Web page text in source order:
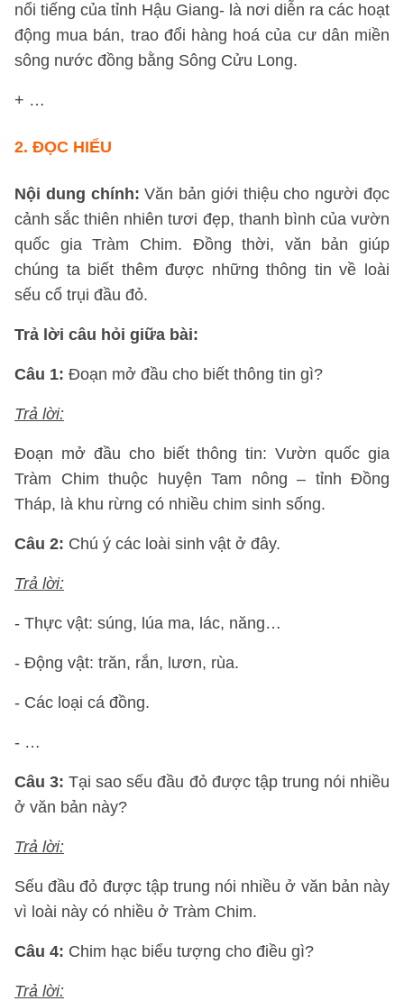
nổi tiếng của tỉnh Hậu Giang- là nơi diễn ra các hoạt
động mua bán, trao đổi hàng hoá của cư dân miền
sông nước đồng bằng Sông Cửu Long.
+ …
2. ĐỌC HIỂU
Nội dung chính:Văn bản giới thiệu cho người đọc
cảnh sắc thiên nhiên tươi đẹp, thanh bình của vườn
quốc gia Tràm Chim. Đồng thời, văn bản giúp
chúng ta biết thêm được những thông tin về loài
sếu cổ trụi đầu đỏ.
Trả lời câu hỏi giữa bài:
Câu 1: Đoạn mở đầu cho biết thông tin gì?
Trả lời:
Đoạn mở đầu cho biết thông tin: Vườn quốc gia
Tràm Chim thuộc huyện Tam nông – tỉnh Đồng
Tháp, là khu rừng có nhiều chim sinh sống.
Câu 2: Chú ý các loài sinh vật ở đây.
Trả lời:
- Thực vật: súng, lúa ma, lác, năng…
- Động vật: trăn, rắn, lươn, rùa.
- Các loại cá đồng.
- …
Câu 3: Tại sao sếu đầu đỏ được tập trung nói nhiều
ở văn bản này?
Trả lời:
Sếu đầu đỏ được tập trung nói nhiều ở văn bản này
vì loài này có nhiều ở Tràm Chim.
Câu 4: Chim hạc biểu tượng cho điều gì?
Trả lời: